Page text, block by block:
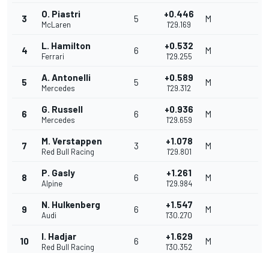
3 O. Piastri
McLaren
5 +0.446
1'29.169
M
4 L. Hamilton
Ferrari
6 +0.532
1'29.255
M
5 A. Antonelli
Mercedes
5 +0.589
1'29.312
M
6 G. Russell
Mercedes
6 +0.936
1'29.659
M
7 M. Verstappen
Red Bull Racing
3 +1.078
1'29.801
M
8 P. Gasly
Alpine
6 +1.261
1'29.984
M
9 N. Hulkenberg
Audi
6 +1.547
1'30.270
M
10 I. Hadjar
Red Bull Racing
6 +1.629
1'30.352
M